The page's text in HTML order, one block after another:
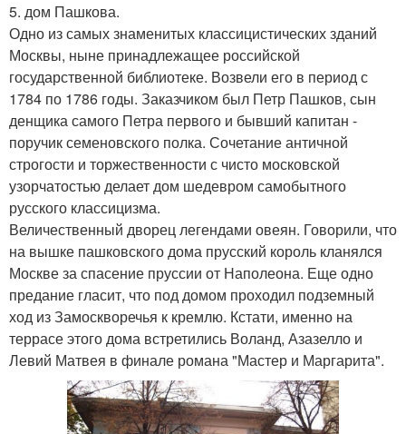
5. дом Пашкова.
Одно из самых знаменитых классицистических зданий
Москвы, ныне принадлежащее российской
государственной библиотеке. Возвели его в период с
1784 по 1786 годы. Заказчиком был Петр Пашков, сын
денщика самого Петра первого и бывший капитан -
поручик семеновского полка. Сочетание античной
строгости и торжественности с чисто московской
узорчатостью делает дом шедевром самобытного
русского классицизма.
Величественный дворец легендами овеян. Говорили, что
на вышке пашковского дома прусский король кланялся
Москве за спасение пруссии от Наполеона. Еще одно
предание гласит, что под домом проходил подземный
ход из Замоскворечья к кремлю. Кстати, именно на
террасе этого дома встретились Воланд, Азазелло и
Левий Матвея в финале романа "Мастер и Маргарита".